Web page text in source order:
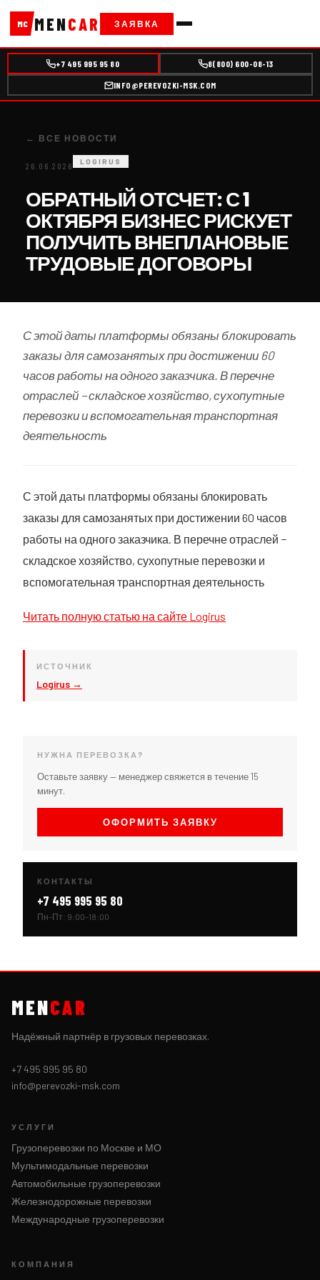
MC MENCAR ЗАЯВКА
+7 495 995 95 80 8(800) 600-08-13
INFO@PEREVOZKI-MSK.COM
← ВСЕ НОВОСТИ
26.06.2026 LOGIRUS
ОБРАТНЫЙ ОТСЧЕТ: С 1
ОКТЯБРЯ БИЗНЕС РИСКУЕТ
ПОЛУЧИТЬ ВНЕПЛАНОВЫЕ
ТРУДОВЫЕ ДОГОВОРЫ
С этой даты платформы обязаны блокировать
заказы для самозанятых при достижении 60
часов работы на одного заказчика. В перечне
отраслей − складское хозяйство, сухопутные
перевозки и вспомогательная транспортная
деятельность
С этой даты платформы обязаны блокировать
заказы для самозанятых при достижении 60 часов
работы на одного заказчика. В перечне отраслей −
складское хозяйство, сухопутные перевозки и
вспомогательная транспортная деятельность
Читать полную статью на сайте Logirus
ИСТОЧНИК
Logirus →
НУЖНА ПЕРЕВОЗКА?
Оставьте заявку — менеджер свяжется в течение 15
минут.
ОФОРМИТЬ ЗАЯВКУ
КОНТАКТЫ
+7 495 995 95 80
Пн–Пт: 9:00–18:00
MENCAR
Надёжный партнёр в грузовых перевозках.
+7 495 995 95 80
info@perevozki-msk.com
УСЛУГИ
Грузоперевозки по Москве и МО
Мультимодальные перевозки
Автомобильные грузоперевозки
Железнодорожные перевозки
Международные грузоперевозки
КОМПАНИЯ